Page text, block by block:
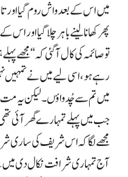
میں اس کے بعد واش روم گیا اور
پھر کھانا لینے باہر چلا گیا اور اس
تو صائمہ کی کال آ گئی کہ “مجھے پہلے
رہے ہو، اسی لیے میں نے تمہیں
میں تم سے چُدواؤں۔ لیکن یہ مت
جب میں پہلے تمہارے گھر آئی
مجھے لگا کہ اس شریف کی ساری
آج تمہاری شرافت نکال دی میں